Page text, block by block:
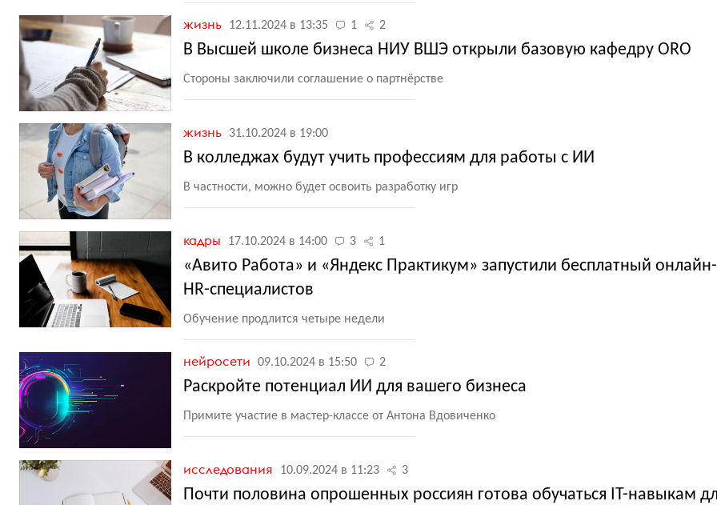
жизнь 12.11.2024 в 13:35 1 2
В Высшей школе бизнеса НИУ ВШЭ открыли базовую кафедру ORO
Стороны заключили соглашение о партнёрстве
жизнь 31.10.2024 в 19:00
В колледжах будут учить профессиям для работы с ИИ
В частности, можно будет освоить разработку игр
кадры 17.10.2024 в 14:00 3 1
«Авито Работа» и «Яндекс Практикум» запустили бесплатный
HR-специалистов
Обучение продлится четыре недели
нейросети 09.10.2024 в 15:50 2
Раскройте потенциал ИИ для вашего бизнеса
Примите участие в мастер-классе от Антона Вдовиченко
исследования 10.09.2024 в 11:23 3
Почти половина опрошенных россиян готова обучаться IT-навыкам